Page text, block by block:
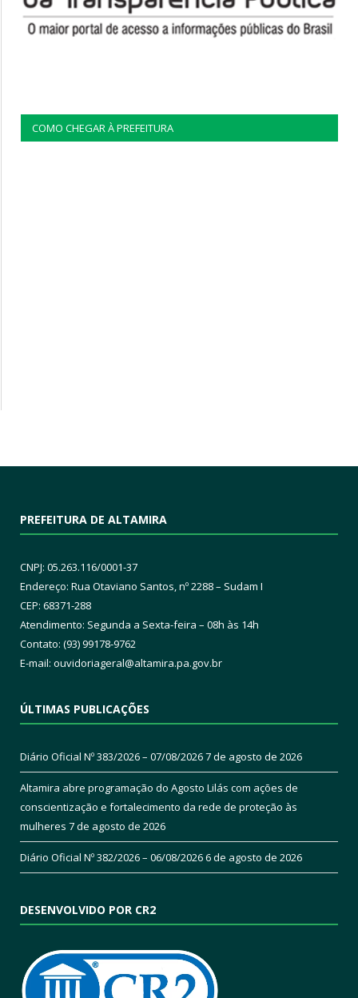
COMO CHEGAR À PREFEITURA
PREFEITURA DE ALTAMIRA
CNPJ: 05.263.116/0001-37
Endereço: Rua Otaviano Santos, nº 2288 – Sudam I
CEP: 68371-288
Atendimento: Segunda a Sexta-feira – 08h às 14h
Contato: (93) 99178-9762
E-mail: ouvidoriageral@altamira.pa.gov.br
ÚLTIMAS PUBLICAÇÕES
Diário Oficial Nº 383/2026 – 07/08/20267 de agosto de 2026
Altamira abre programação do Agosto Lilás com ações de
conscientização e fortalecimento da rede de proteção às
mulheres 7 de agosto de 2026
Diário Oficial Nº 382/2026 – 06/08/20266 de agosto de 2026
DESENVOLVIDO POR CR2